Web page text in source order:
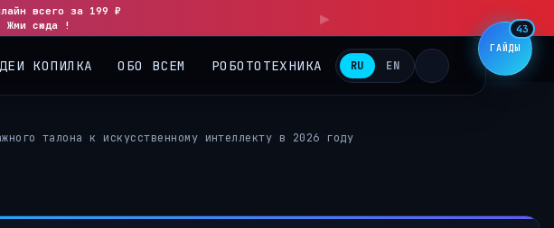
всего за 199 ₽
Жми сюда !
RU EN
талона к искусственному интеллекту в 2026 году
ГАЙДЫ
43